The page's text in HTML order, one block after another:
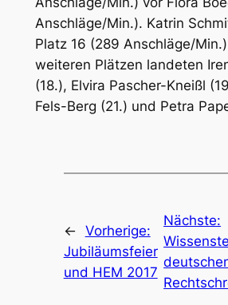
Anschläge/Min.). Katrin
Platz 16 (289 Anschläge/
weiteren Plätzen landeten
(18.), Elvira Pascher-Kneißl
Fels-Berg (21.) und Petra
← Vorherige:
Jubiläumsfeier
und HEM 2017
Nächste: